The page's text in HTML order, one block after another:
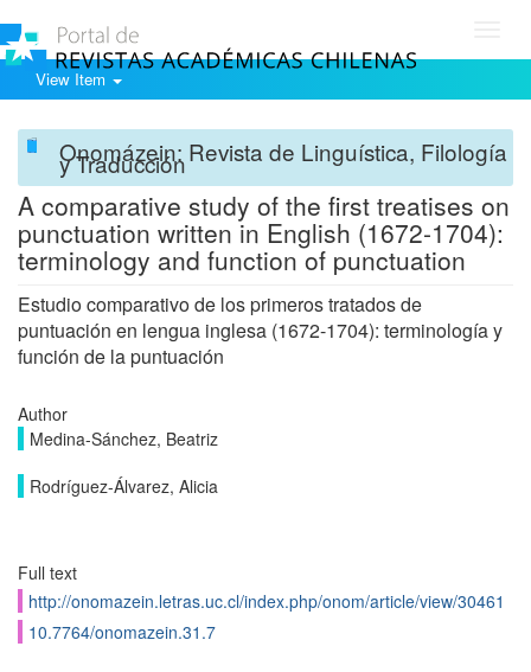
View Item
Onomázein: Revista de Linguística, Filología
y Traducción
A comparative study of the first treatises on
punctuation written in English (1672-1704):
terminology and function of punctuation
Estudio comparativo de los primeros tratados de
puntuación en lengua inglesa (1672-1704): terminología y
función de la puntuación
Author
Medina-Sánchez, Beatriz
Rodríguez-Álvarez, Alicia
Full text
http://onomazein.letras.uc.cl/index.php/onom/article/view/30461
10.7764/onomazein.31.7